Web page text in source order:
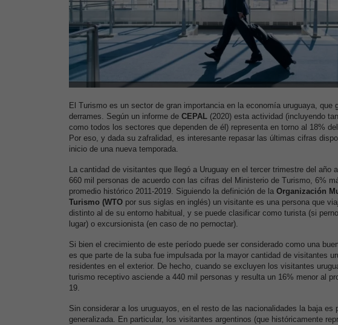
El Turismo es un sector de gran importancia en la economía uruguaya, que
derrames. Según un informe de CEPAL (2020) esta actividad (incluyendo
como todos los sectores que dependen de él) representa en torno al 18%
Por eso, y dada su zafralidad, es interesante repasar las últimas cifras
inicio de una nueva temporada.
La cantidad de visitantes que llegó a Uruguay en el tercer trimestre del año
660 mil personas de acuerdo con las cifras del Ministerio de Turismo, 6%
promedio histórico 2011-2019. Siguiendo la definición de la Organización
Turismo (WTO por sus siglas en inglés) un visitante es una persona que
distinto al de su entorno habitual, y se puede clasificar como turista (si
lugar) o excursionista (en caso de no pernoctar).
Si bien el crecimiento de este período puede ser considerado como una
es que parte de la suba fue impulsada por la mayor cantidad de visitantes
residentes en el exterior. De hecho, cuando se excluyen los visitantes
turismo receptivo asciende a 440 mil personas y resulta un 16% menor al
19.
Sin considerar a los uruguayos, en el resto de las nacionalidades la baja es
generalizada. En particular, los visitantes argentinos (que históricamente